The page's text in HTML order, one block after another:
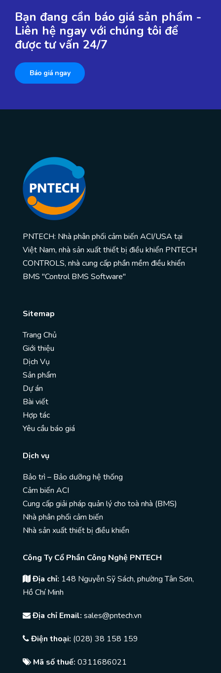
Bạn đang cần báo giá sản phẩm -
Liên hệ ngay với chúng tôi để
được tư vấn 24/7
Báo giá ngay
PNTECH: Nhà phân phối cảm biến ACI/USA tại
Việt Nam, nhà sản xuất thiết bị điều khiển PNTECH
CONTROLS, nhà cung cấp phần mềm điều khiển
BMS "Control BMS Software"
Sitemap
Trang Chủ
Giới thiệu
Dịch Vụ
Sản phẩm
Dự án
Bài viết
Hợp tác
Yêu cầu báo giá
Dịch vụ
Bảo trì – Bảo dưỡng hệ thống
Cảm biến ACI
Cung cấp giải pháp quản lý cho toà nhà (BMS)
Nhà phân phối cảm biến
Nhà sản xuất thiết bị điều khiển
Công Ty Cổ Phần Công Nghệ PNTECH
Địa chỉ: 148 Nguyễn Sỹ Sách, phường Tân Sơn,
Hồ Chí Minh
Địa chỉ Email: sales@pntech.vn
Điện thoại: (028) 38 158 159
Mã số thuế: 0311686021